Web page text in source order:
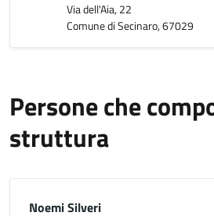
Via dell'Aia, 22
Comune di Secinaro, 67029
Persone che
struttura
Noemi Silveri